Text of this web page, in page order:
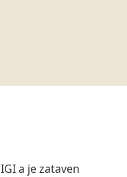
a je zataven